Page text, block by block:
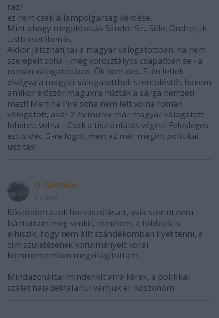
razi!
ez nem csak állampolgárság kérdése...
Mint ahogy megoldották Sándor Sz., Sille, Ondrejcik
...stb esetében is.
Akkor játszhat(na) a magyar válogatottban, ha nem
szerepelt soha - még korosztályos csapatban se - a
román válogatottban. Ők nem dec. 5-én lettek
elvágva a magyar válogatottbeli szerepléstől, hanem
amikor először magukra húzták a sárga nemzeti
mezt! Mert ha Pire soha nem lett volna román
válogatott, akár 2 év múlva már magyar válogatott
lehetett volna... Csak a tisztánlátás végett! Felesleges
ezt is dec. 5-re fogni, mert az már megint politikai
uszítás!
D. Gromov
Köszönöm azok hozzászólásait, akik szerint nem
bántottam meg senkit, remélem, a többiek is
elhiszik, hogy nem állt szándékomban ilyet tenni, a
cím születésének körülményeit korai
kommentemben megvilágítottam.
Mindazonáltal mindenkit arra kérek, a politikai
szálat haladéktalanul varrjuk el. Köszönöm.